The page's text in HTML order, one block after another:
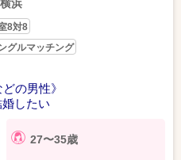
横浜
8対8
グルマッチング
の男性》
したい
27〜35歳